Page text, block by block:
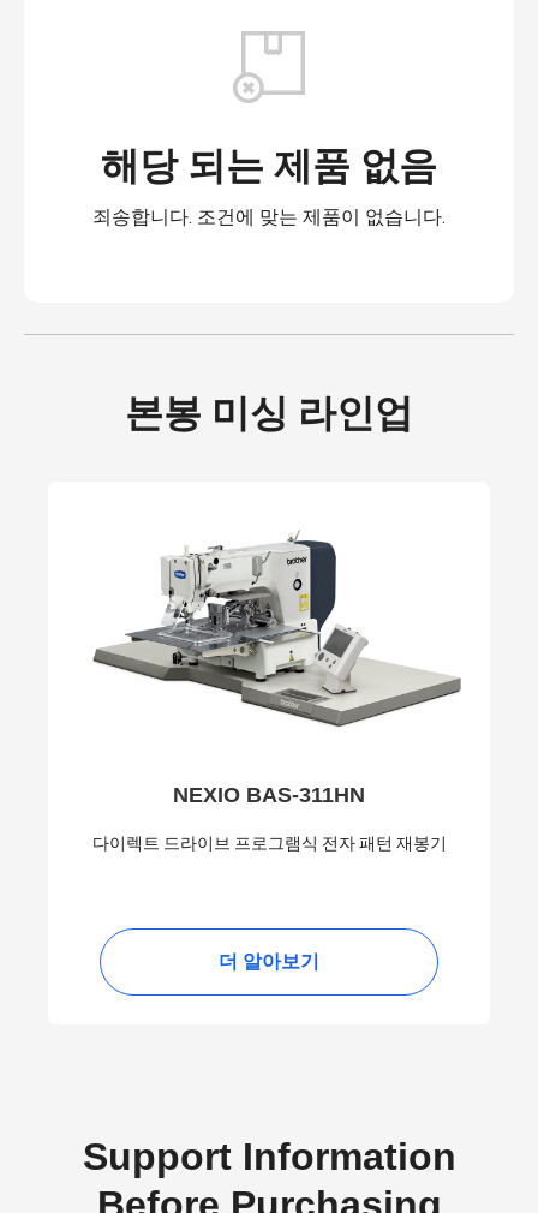
해당 되는 제품 없음
죄송합니다. 조건에 맞는 제품이 없습니다.
본봉 미싱 라인업
NEXIO BAS-311HN
다이렉트 드라이브 프로그램식 전자 패턴 재봉기
더 알아보기
Support Information